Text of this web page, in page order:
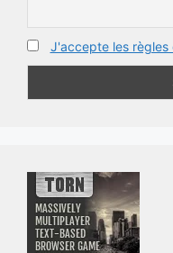
J'accepte les